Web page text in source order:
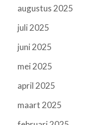
augustus 2025
juli 2025
juni 2025
mei 2025
april 2025
maart 2025